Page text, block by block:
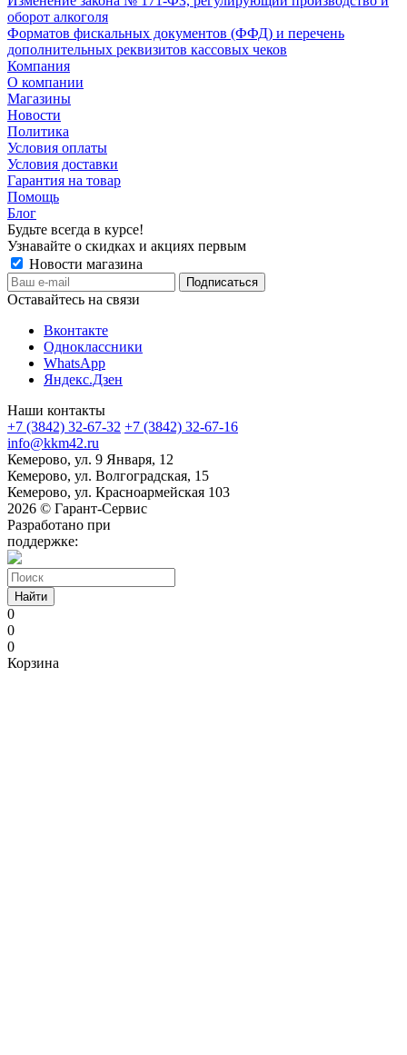
оборот алкоголя
Форматов фискальных документов (ФФД) и перечень
дополнительных реквизитов кассовых чеков
Компания
О компании
Магазины
Новости
Политика
Условия оплаты
Условия доставки
Гарантия на товар
Помощь
Блог
Будьте всегда в курсе!
Узнавайте о скидках и акциях первым
Новости магазина
Оставайтесь на связи
Вконтакте
Одноклассники
WhatsApp
Яндекс.Дзен
Наши контакты
+7 (3842) 32-67-32 +7 (3842) 32-67-16
info@kkm42.ru
Кемерово, ул. 9 Января, 12
Кемерово, ул. Волгоградская, 15
Кемерово, ул. Красноармейская 103
2026 © Гарант-Сервис
Разработано при
поддержке:
Найти
0
0
0
Корзина